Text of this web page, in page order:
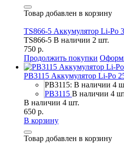
Товар добавлен в корзину
TS866-5 Аккумулятор Li-Po
TS866-5 В наличии 2 шт.
750 р.
Продолжить покупки
PB3115 Аккумулятор Li-Po
PB3115: В наличии 4
PB3115 В наличии 4
В наличии 4 шт.
650 р.
В корзину
Товар добавлен в корзину